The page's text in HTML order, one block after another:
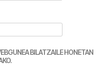
BILATZAILE HONETAN